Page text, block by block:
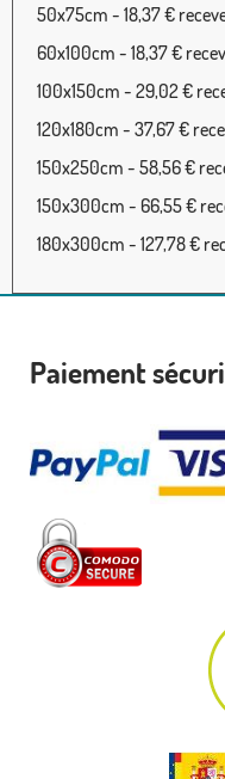
50x75cm - 18,37 €
60x100cm - 18,37 €
100x150cm - 29,02 €
120x180cm - 37,67 €
150x250cm - 58,56 €
150x300cm - 66,55 €
180x300cm - 127,78 €
Paiement